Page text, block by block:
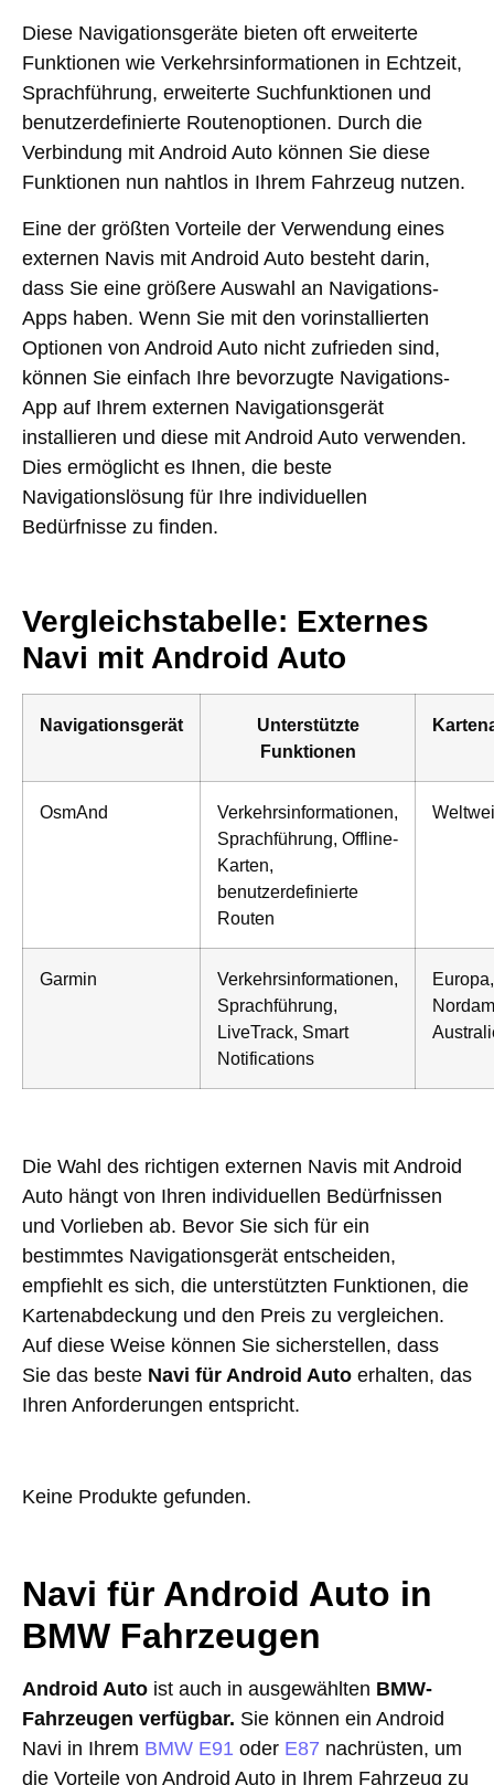
Diese Navigationsgeräte bieten oft erweiterte
Funktionen wie Verkehrsinformationen in Echtzeit,
Sprachführung, erweiterte Suchfunktionen und
benutzerdefinierte Routenoptionen. Durch die
Verbindung mit Android Auto können Sie diese
Funktionen nun nahtlos in Ihrem Fahrzeug nutzen.
Eine der größten Vorteile der Verwendung eines
externen Navis mit Android Auto besteht darin,
dass Sie eine größere Auswahl an Navigations-
Apps haben. Wenn Sie mit den vorinstallierten
Optionen von Android Auto nicht zufrieden sind,
können Sie einfach Ihre bevorzugte Navigations-
App auf Ihrem externen Navigationsgerät
installieren und diese mit Android Auto verwenden.
Dies ermöglicht es Ihnen, die beste
Navigationslösung für Ihre individuellen
Bedürfnisse zu finden.
Vergleichstabelle: Externes
Navi mit Android Auto
Navigationsgerät
Unterstützte
Funktionen
OsmAnd
Verkehrsinformationen,
Sprachführung, Offline-
Karten,
benutzerdefinierte
Routen
Garmin
Verkehrsinformationen,
Sprachführung,
LiveTrack, Smart
Notifications
Europa,
Die Wahl des richtigen externen Navis mit Android
Auto hängt von Ihren individuellen Bedürfnissen
und Vorlieben ab. Bevor Sie sich für ein
bestimmtes Navigationsgerät entscheiden,
empfiehlt es sich, die unterstützten Funktionen, die
Kartenabdeckung und den Preis zu vergleichen.
Auf diese Weise können Sie sicherstellen, dass
Sie das beste Navi für Android Auto erhalten, das
Ihren Anforderungen entspricht.
Keine Produkte gefunden.
Navi für Android Auto in
BMW Fahrzeugen
Android Auto ist auch in ausgewählten BMW-
Fahrzeugen verfügbar. Sie können ein Android
Navi in Ihrem BMW E91 oder E87 nachrüsten, um
die Vorteile von Android Auto in Ihrem Fahrzeug zu